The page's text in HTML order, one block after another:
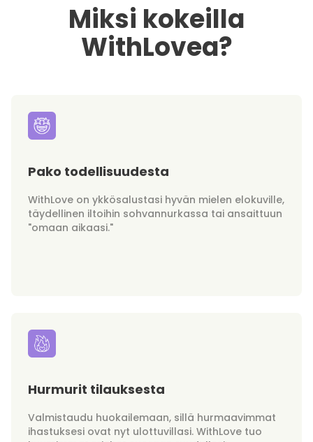
Miksi kokeilla
WithLovea?
Pako todellisuudesta
WithLove on ykkösalustasi hyvän mielen elokuville,
täydellinen iltoihin sohvannurkassa tai ansaittuun
"omaan aikaasi."
Hurmurit tilauksesta
Valmistaudu huokailemaan, sillä hurmaavimmat
ihastuksesi ovat nyt ulottuvillasi. WithLove tuo